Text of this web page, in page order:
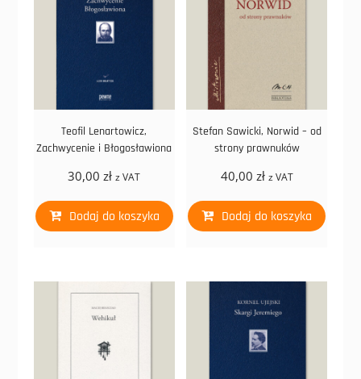
Teofil Lenartowicz,
Zachwycenie i Błogosławiona
30,00zł z VAT
Dodaj do koszyka
Stefan Sawicki, Norwid – od
strony prawnuków
40,00 zł z VAT
Dodaj do koszyka